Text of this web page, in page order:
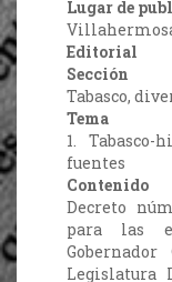
Lugar de
Editorial
Sección
Tabasco,
Tema
1.
fuentes
Contenido
Decreto
para las
Legislatura